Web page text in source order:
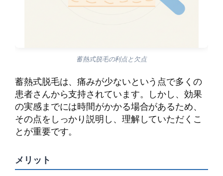
蓄熱式脱毛の利点と欠点
蓄熱式脱毛は、痛みが少ないという点で多くの
患者さんから支持されています。しかし、効果
の実感までには時間がかかる場合があるため、
その点をしっかり説明し、理解していただくこ
とが重要です。
メリット